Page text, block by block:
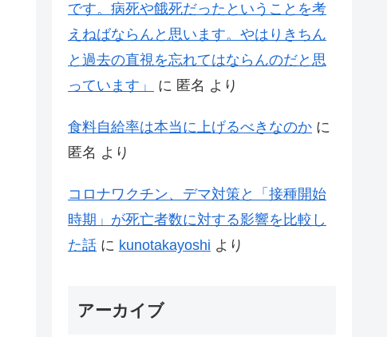
です。病死や餓死だったということを考
えねばならんと思います。やはりきちん
と過去の直視を忘れてはならんのだと思
っています」
に 匿名 より
食料自給率は本当に上げるべきなのか に
匿名 より
コロナワクチン、デマ対策と「接種開始
時期」が死亡者数に対する影響を比較し
た話 に kunotakayoshi より
アーカイブ